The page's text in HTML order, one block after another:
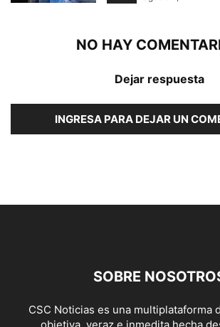
NO HAY
Dejar respuesta
INGRESA PARA DEJAR UN
SOBRE
CSC Noticias es una multiplataforma